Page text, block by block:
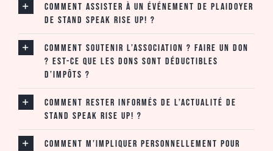
Comment assister à un événement de plaidoyer
de Stand Speak Rise Up! ?
Comment soutenir l’association ? Faire un don
? Est-ce que les dons sont déductibles
d’impôts ?
Comment rester informés de l’actualité de
Stand Speak Rise Up! ?
Comment m’impliquer personnellement pour